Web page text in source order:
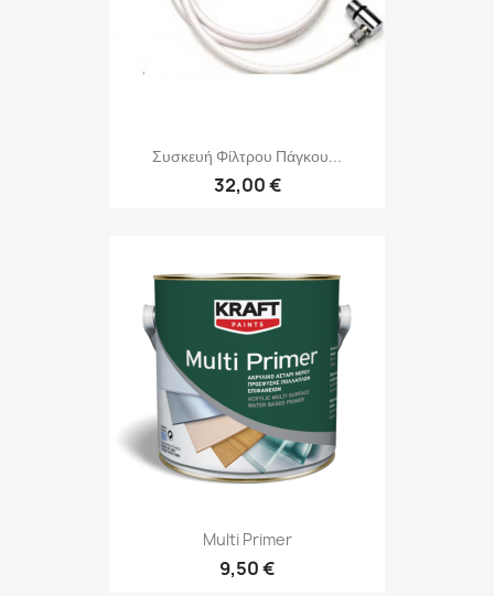
Συσκευή Φίλτρου Πάγκου...
32,00 €
Multi Primer
9,50 €